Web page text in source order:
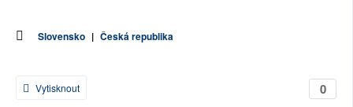
Slovensko | Česká republika
0
Vytisknout